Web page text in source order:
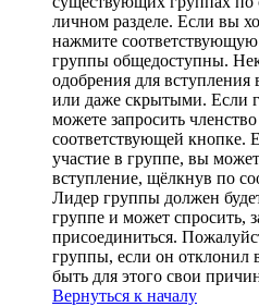
личном разделе. Если вы
нажмите
группы общедоступны.
одобрения для
или даже скрытыми. Если
можете запросить
соответствующей кнопке.
участие в группе, вы
вступление, щёлкнув по
Лидер группы должен
группе и может спросить,
присоединиться.
группы, если он отклонил
быть для этого свои
Вернуться к началу